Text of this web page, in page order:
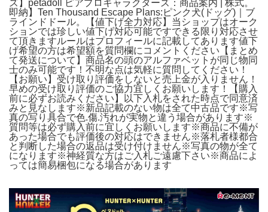
ズ】petadoll ピアプロキャラクターズ：商品案内 | 株式。
即納】Ten Thousand Escape Plans:ピンク犬(ドッグ)｜ブ
ラインドドール。【値下げ全力対応】当ショップはオーク
ションでは珍しい値下げ対応可能ですできる限り対応させ
て頂きますルールはプロフィールに記載してあります値下
げ希望の方は希望額を質問欄にコメントください【まとめ
て発送について】商品名の頭のアルファベットが同じ物同
士のみ可能です！不明な点は気軽に質問してください！
【お願い】受け取り評価をしないと売上金が入りません！
早めの受け取り評価のご協力宜しくお願いします！【購入
前に必ずお読みください】以下入札をされた時点で同意済
みと見なします※新品記載のない物は全て中古品です※写
真の写り具合で色.傷.汚れが実物と違う場合があります※
質問等は必ず購入前に宜しくお願いします※商品に不備が
あった場合でも評価後の対応はできません※落札者様都合
と判断した場合の返品は受け付けません※写真の物が全て
になります※神経質な方はご入札ご遠慮下さい※商品によ
っては簡易梱包になる場合があります